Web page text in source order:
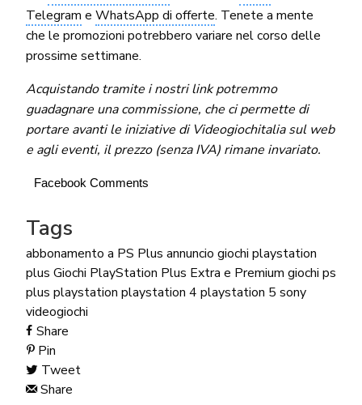
Telegram e WhatsApp di offerte. Tenete a mente
che le promozioni potrebbero variare nel corso delle
prossime settimane.
Acquistando tramite i nostri link potremmo
guadagnare una commissione, che ci permette di
portare avanti le iniziative di Videogiochitalia sul web
e agli eventi, il prezzo (senza IVA) rimane invariato.
Facebook Comments
Tags
abbonamento a PS Plus annuncio giochi playstation
plus Giochi PlayStation Plus Extra e Premium giochi ps
plus playstation playstation 4 playstation 5 sony
videogiochi
Share
Pin
Tweet
Share